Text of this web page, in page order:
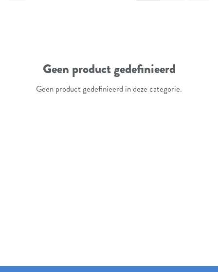
Geen product gedefinieerd
Geen product gedefinieerd in deze categorie.